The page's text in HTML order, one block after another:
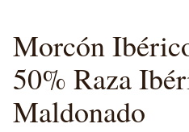
Morcón
50% Raza
Maldonado